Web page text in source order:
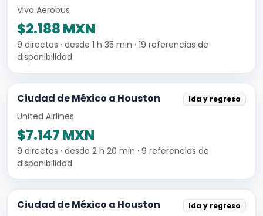
Viva Aerobus
$2.188 MXN
9 directos · desde 1 h 35 min · 19 referencias de
disponibilidad
Ciudad de México a Houston Ida y regreso
United Airlines
$7.147 MXN
9 directos · desde 2 h 20 min · 9 referencias de
disponibilidad
Ciudad de México a Houston Ida y regreso